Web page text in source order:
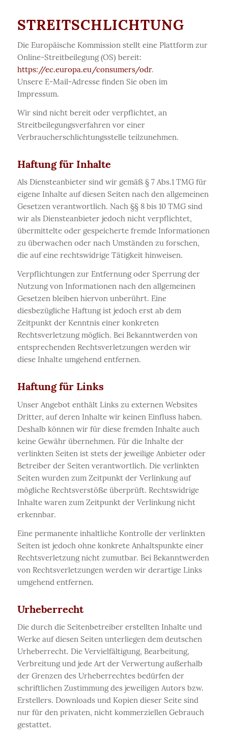
STREITSCHLICHTUNG
Die Europäische Kommission stellt eine Plattform zur
Online-Streitbeilegung (OS) bereit:
https://ec.europa.eu/consumers/odr.
Unsere E-Mail-Adresse finden Sie oben im
Impressum.
Wir sind nicht bereit oder verpflichtet, an
Streitbeilegungsverfahren vor einer
Verbraucherschlichtungsstelle teilzunehmen.
Haftung für Inhalte
Als Diensteanbieter sind wir gemäß § 7 Abs.1 TMG für
eigene Inhalte auf diesen Seiten nach den allgemeinen
Gesetzen verantwortlich. Nach §§ 8 bis 10 TMG sind
wir als Diensteanbieter jedoch nicht verpflichtet,
übermittelte oder gespeicherte fremde Informationen
zu überwachen oder nach Umständen zu forschen,
die auf eine rechtswidrige Tätigkeit hinweisen.
Verpflichtungen zur Entfernung oder Sperrung der
Nutzung von Informationen nach den allgemeinen
Gesetzen bleiben hiervon unberührt. Eine
diesbezügliche Haftung ist jedoch erst ab dem
Zeitpunkt der Kenntnis einer konkreten
Rechtsverletzung möglich. Bei Bekanntwerden von
entsprechenden Rechtsverletzungen werden wir
diese Inhalte umgehend entfernen.
Haftung für Links
Unser Angebot enthält Links zu externen Websites
Dritter, auf deren Inhalte wir keinen Einfluss haben.
Deshalb können wir für diese fremden Inhalte auch
keine Gewähr übernehmen. Für die Inhalte der
verlinkten Seiten ist stets der jeweilige Anbieter oder
Betreiber der Seiten verantwortlich. Die verlinkten
Seiten wurden zum Zeitpunkt der Verlinkung auf
mögliche Rechtsverstöße überprüft. Rechtswidrige
Inhalte waren zum Zeitpunkt der Verlinkung nicht
erkennbar.
Eine permanente inhaltliche Kontrolle der verlinkten
Seiten ist jedoch ohne konkrete Anhaltspunkte einer
Rechtsverletzung nicht zumutbar. Bei Bekanntwerden
von Rechtsverletzungen werden wir derartige Links
umgehend entfernen.
Urheberrecht
Die durch die Seitenbetreiber erstellten Inhalte und
Werke auf diesen Seiten unterliegen dem deutschen
Urheberrecht. Die Vervielfältigung, Bearbeitung,
Verbreitung und jede Art der Verwertung außerhalb
der Grenzen des Urheberrechtes bedürfen der
schriftlichen Zustimmung des jeweiligen Autors bzw.
Erstellers. Downloads und Kopien dieser Seite sind
nur für den privaten, nicht kommerziellen Gebrauch
gestattet.